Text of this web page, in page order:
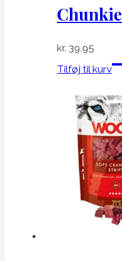
kr. 39,95
Tilføj til kurv